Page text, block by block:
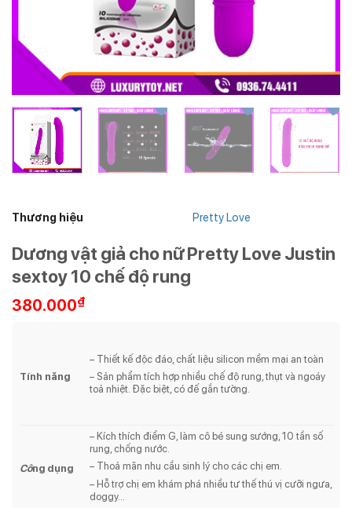
Thương hiệu Pretty Love
Dương vật giả cho nữ Pretty Love Justin
sextoy 10 chế độ rung
380.000₫
Tính năng
– Thiết kế độc đáo, chất liệu silicon mềm mại an toàn
– Sản phẩm tích hợp nhiều chế độ rung, thụt và ngoáy
toả nhiệt. Đặc biệt, có đế gắn tường.
Công dụng
– Kích thích điểm G, làm cô bé sung sướng, 10 tần số
rung, chống nước.
– Thoả mãn nhu cầu sinh lý cho các chị em.
– Hỗ trợ chị em khám phá nhiều tư thế thú vị cưỡi ngưa,
doggy…